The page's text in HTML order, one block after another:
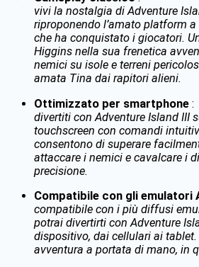
vivi la nostalgia di Adventure
riproponendo l’amato platform
che ha conquistato i giocatori.
Higgins nella sua frenetica
nemici su isole e terreni
amata Tina dai rapitori alieni.
Ottimizzato per smartphone :
divertiti con Adventure Island III
touchscreen con comandi
consentono di superare
attaccare i nemici e cavalcare i
precisione.
Compatibile con gli emulatori
compatibile con i più diffusi
potrai divertirti con Adventure
dispositivo, dai cellulari ai
avventura a portata di mano, in